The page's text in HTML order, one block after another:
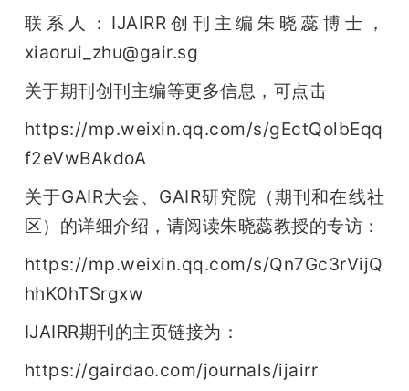
联系人：IJAIRR创刊主编朱晓蕊博士，
xiaorui_zhu@gair.sg
关于期刊创刊主编等更多信息，可点击
https://mp.weixin.qq.com/s/gEctQolbEqq
f2eVwBAkdoA
关于GAIR大会、GAIR研究院（期刊和在线社
区）的详细介绍，请阅读朱晓蕊教授的专访：
https://mp.weixin.qq.com/s/Qn7Gc3rVijQ
hhK0hTSrgxw
IJAIRR期刊的主页链接为：
https://gairdao.com/journals/ijairr